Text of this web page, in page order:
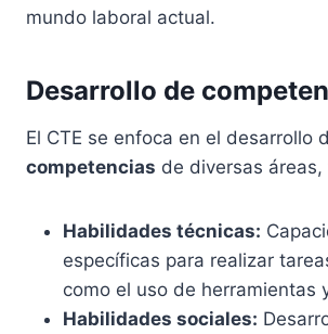
mundo laboral actual.
Desarrollo de
El CTE se enfoca en el desarrollo
competencias de diversas
Habilidades técnicas:
específicas para realizar
como el uso de herramientas
Habilidades sociales: